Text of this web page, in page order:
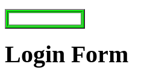
Login Form